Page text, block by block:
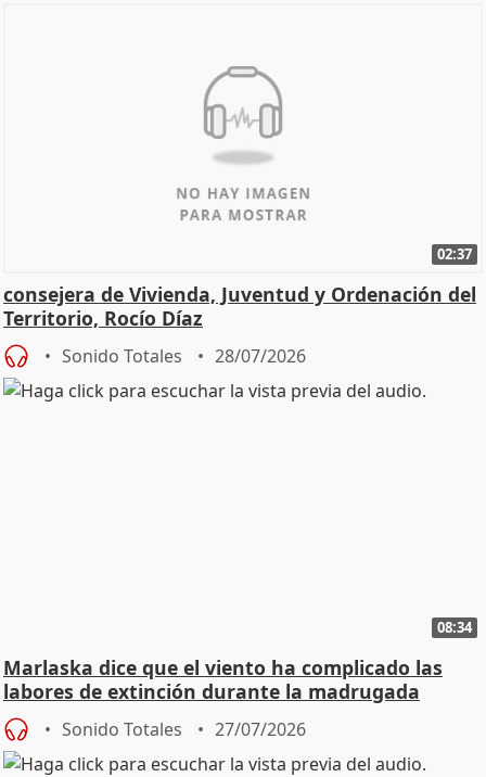
02:37
consejera de Vivienda, Juventud y Ordenación del
Territorio, Rocío Díaz
Sonido Totales 28/07/2026
08:34
Marlaska dice que el viento ha complicado las
labores de extinción durante la madrugada
Sonido Totales 27/07/2026